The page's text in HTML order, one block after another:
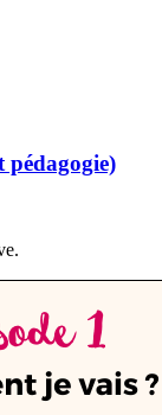
pédagogie)